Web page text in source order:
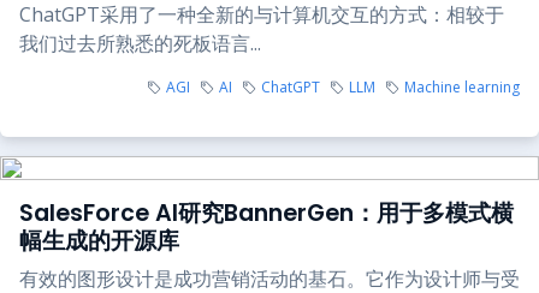
ChatGPT采用了一种全新的与计算机交互的方式：相较于
我们过去所熟悉的死板语言...
AGI AI ChatGPT LLM Machine learning
SalesForce AI研究BannerGen：用于多模式横
幅生成的开源库
有效的图形设计是成功营销活动的基石。它作为设计师与受